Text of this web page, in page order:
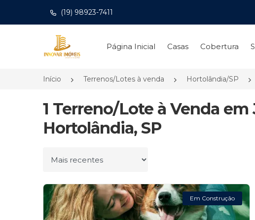
(19) 98923-7411
Página inicial
Página Inicial Casas Cobertura
Início Terrenos/Lotes à venda Hortolândia/SP
1 Terreno/Lote à Venda
Hortolândia, SP
Ordenar por
Em Construção